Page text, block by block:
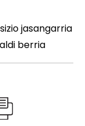
jasangarria
berria